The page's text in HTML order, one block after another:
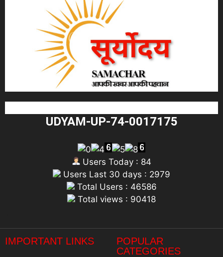
UDYAM-UP-74-0017175
Users Today : 84
Users Last 30 days : 2979
Total Users : 46586
Total views : 90418
IMPORTANT LINKS
POPULAR
CATEGORIES